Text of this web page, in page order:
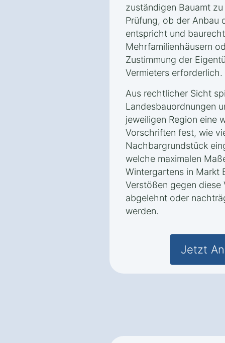
zuständigen Bauamt
Prüfung, ob der Anbau
entspricht und
Mehrfamilienhäusern
Zustimmung der
Vermieters erforderlich.
Aus rechtlicher Sicht
Landesbauordnungen
jeweiligen Region eine
Vorschriften fest, wie
Nachbargrundstück
welche maximalen
Wintergartens in Markt
Verstößen gegen diese
abgelehnt oder
werden.
Jetzt